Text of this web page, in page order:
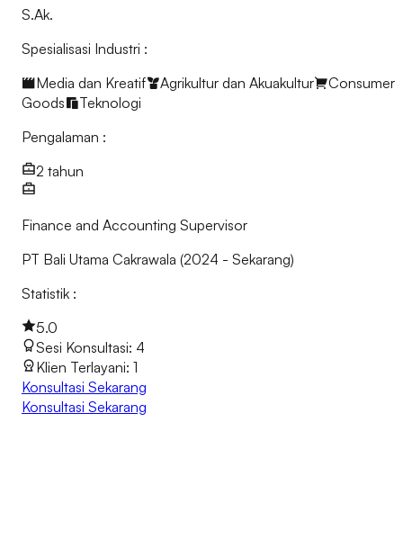
S.Ak.
Spesialisasi Industri :
Media dan Kreatif
Agrikultur dan Akuakultur
Consumer
Goods
Teknologi
Pengalaman :
2 tahun
Finance and Accounting Supervisor
PT Bali Utama Cakrawala (2024 - Sekarang)
Statistik :
5.0
Sesi Konsultasi: 4
Klien Terlayani: 1
Konsultasi Sekarang
Konsultasi Sekarang